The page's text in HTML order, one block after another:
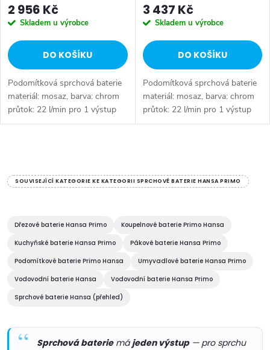
2 956 Kč
Skladem u výrobce
DO KOŠÍKU
Podomítková sprchová baterie
materiál: mosaz, barva: chrom
průtok: 22 l/min pro 1 výstup
instalace na montážní těleso,
3 437 Kč
Skladem u výrobce
DO KOŠÍKU
Podomítková sprchová baterie
materiál: mosaz, barva: chrom
průtok: 22 l/min pro 1 výstup
instalace na montážní těleso,
v
á
d
a
c
í
SOUVISEJÍCÍ KATEGORIE KE KATEGORII SPRCHOVÉ BATERIE HANSA PRIMO
Dřezové baterie Hansa Primo
Koupelnové baterie Primo Hansa
Kuchyňské baterie Hansa Primo
Pákové baterie Hansa Primo
Podomítkové baterie Primo Hansa
Umyvadlové baterie Hansa Primo
Vodovodní baterie Hansa
Vodovodní baterie Hansa Primo
Sprchové baterie Hansa (přehled)
Sprchová bateriemájeden výstup— pro sprchu